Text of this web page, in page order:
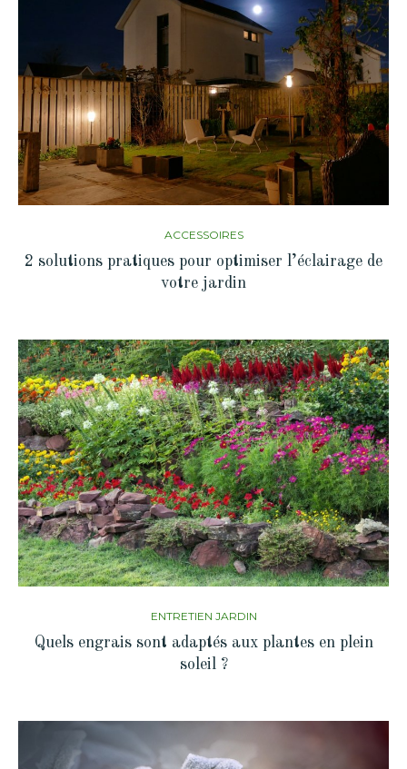
ACCESSOIRES
2 solutions pratiques pour optimiser l’éclairage de
votre jardin
ENTRETIEN JARDIN
Quels engrais sont adaptés aux plantes en plein
soleil ?